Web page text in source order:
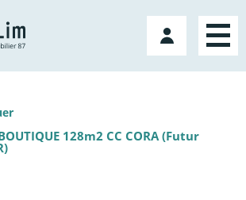
Mon
compte
128m2 CC CORA (Futur